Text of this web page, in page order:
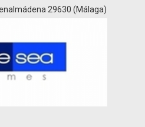
29630 (Málaga)